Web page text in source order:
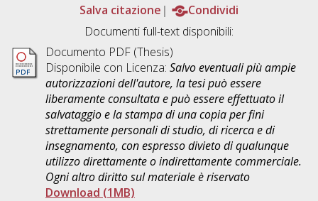
Salva citazione
Condividi
Documenti full-text disponibili:
Documento PDF (Thesis)
Disponibile con Licenza: Salvo eventuali più ampie
autorizzazioni dell'autore, la tesi può essere
liberamente consultata e può essere effettuato il
salvataggio e la stampa di una copia per fini
strettamente personali di studio, di ricerca e di
insegnamento, con espresso divieto di qualunque
utilizzo direttamente o indirettamente commerciale.
Ogni altro diritto sul materiale è riservato
Download (1MB)